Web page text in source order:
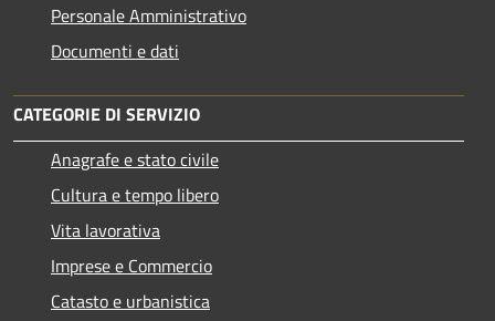
Personale Amministrativo
Documenti e dati
CATEGORIE DI SERVIZIO
Anagrafe e stato civile
Cultura e tempo libero
Vita lavorativa
Imprese e Commercio
Catasto e urbanistica